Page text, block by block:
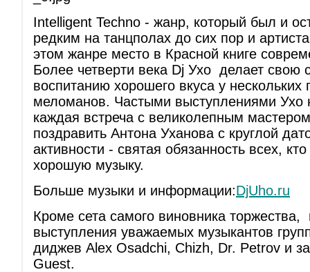
Intelligent Techno - жанр, который был и
редким на танцполах до сих пор и
этом жанре место в Красной книге
Более четверти века Dj Ухо делает свою
воспитанию хорошего вкуса у нескольких
меломанов. Частыми выступлениями Ухо
каждая встреча с великолепным
поздравить Антона Уханова с круглой
активности - святая обязанность всех,
хорошую музыку.
Больше музыки и информации:DjUho.ru
Кроме сета самого виновника торжества,
выступления уважаемых музыкантов
диджев Alex Osadchi, Chizh, Dr. Petrov и
Guest.